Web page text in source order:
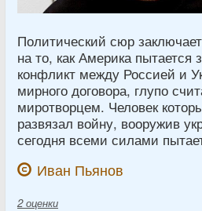
Политический сюр
на то, как Америка пытается
конфликт между Россией и
мирного договора, глупо
миротворцем. Человек
развязал войну, вооружив
сегодня всеми силами
Иван Пьянов
2 оценки